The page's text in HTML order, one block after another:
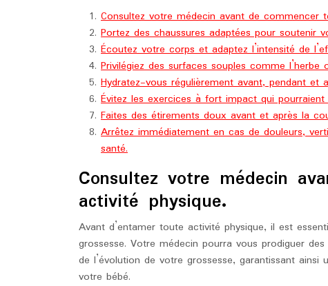
Consultez votre médecin avant de commencer
Portez des chaussures adaptées pour soutenir
Écoutez votre corps et adaptez l’intensité de
Privilégiez des surfaces souples comme
Hydratez-vous régulièrement avant, pendant et
Évitez les exercices à fort impact qui
Faites des étirements doux avant et après la
Arrêtez immédiatement en cas de douleurs,
santé.
Consultez votre médecin
activité physique.
Avant d’entamer toute activité physique, il est
grossesse. Votre médecin pourra vous prodiguer
de l’évolution de votre grossesse, garantissant
votre bébé.